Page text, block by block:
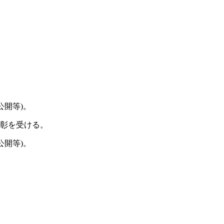
等)。
を受ける。
等)。